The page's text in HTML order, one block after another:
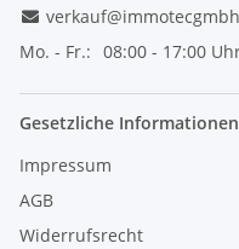
Mo. - Fr.: 08:00 - 17:00
Gesetzliche Informationen
Impressum
AGB
Widerrufsrecht